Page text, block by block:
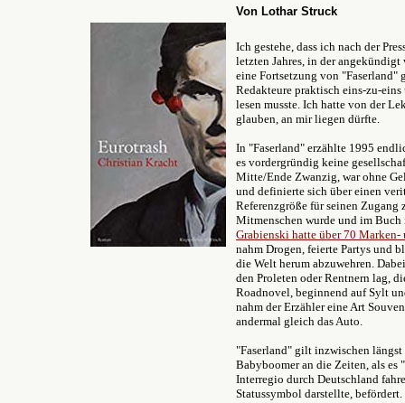
Von Lothar Struck
Ich gestehe, dass ich nach der
letzten Jahres, in der
eine Fortsetzung von "Faserland"
Redakteure praktisch eins-zu-
lesen musste. Ich hatte von der
glauben, an mir liegen dürfte.
In "Faserland" erzählte 1995
es vordergründig keine
Mitte/Ende Zwanzig, war ohne
und definierte sich über einen
Referenzgröße für seinen
Mitmenschen wurde und im
Grabienski hatte über 70
nahm Drogen, feierte Partys und
die Welt herum abzuwehren.
den Proleten oder Rentnern lag,
Roadnovel, beginnend auf Sylt
nahm der Erzähler eine Art
andermal gleich das Auto.
"Faserland" gilt inzwischen
Babyboomer an die Zeiten, als es
Interregio durch Deutschland
Statussymbol darstellte,